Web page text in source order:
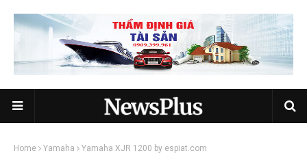
Home Yamaha Yamaha XJR 1200 by espiat.com